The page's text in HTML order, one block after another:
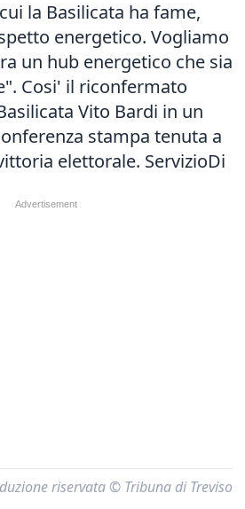
la Basilicata ha fame,
energetico. Vogliamo
un hub energetico che sia
Cosi' il riconfermato
Vito Bardi in un
stampa tenuta a
elettorale. ServizioDi
riservata © Tribuna di Treviso